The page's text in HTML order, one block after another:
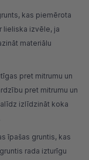
kas piemērota
lieliska izvēle, ja
materiālu
pret mitrumu un
pret mitrumu un
izlīdzināt koka
īpašas gruntis, kas
rada izturīgu